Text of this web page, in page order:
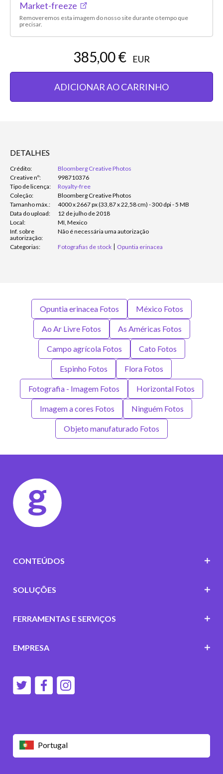
Market-freeze
Removeremos esta imagem do nosso site durante o tempo que
precisar.
385,00 € EUR
ADICIONAR AO CARRINHO
DETALHES
Crédito:
Bloomberg Creative Photos
Creative nº:
998710376
Tipo de licença:
Royalty-free
Coleção:
Bloomberg Creative Photos
Tamanho máx.:
4000 x 2667 px (33,87 x 22,58 cm) - 300 dpi - 5 MB
Data do upload:
12 de julho de 2018
Local:
MI, Mexico
Inf. sobre
autorização:
Não é necessária uma autorização
Categorias: Fotografias de stock Opuntia erinacea
Opuntia erinacea Fotos México Fotos
Ao Ar Livre Fotos As Américas Fotos
Campo agrícola Fotos Cato Fotos
Espinho Fotos Flora Fotos
Fotografia - Imagem Fotos Horizontal Fotos
Imagem a cores Fotos Ninguém Fotos
Objeto manufaturado Fotos
Portugal
CONTEÚDOS
SOLUÇÕES
FERRAMENTAS E SERVIÇOS
EMPRESA